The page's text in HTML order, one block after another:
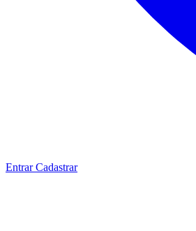
EntrarCadastrar